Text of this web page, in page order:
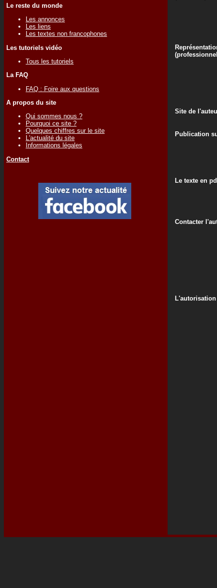
Le reste du monde
Les annonces
Les liens
Les textes non francophones
Les tutoriels vidéo
Tous les tutoriels
La FAQ
FAQ : Foire aux questions
A propos du site
Qui sommes nous ?
Pourquoi ce site ?
Quelques chiffres sur le site
L'actualité du site
Informations légales
Contact
Site de
Publication
Le texte en
Contacter
L'autorisation